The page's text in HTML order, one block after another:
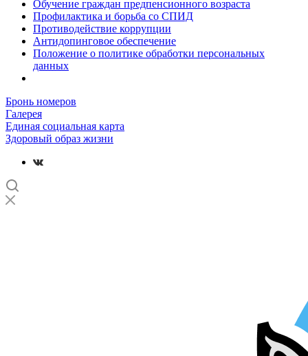
Обучение граждан предпенсионного возраста
Профилактика и борьба со СПИД
Противодействие коррупции
Антидопинговое обеспечение
Положение о политике обработки персональных
данных
Бронь номеров
Галерея
Единая социальная карта
Здоровый образ жизни